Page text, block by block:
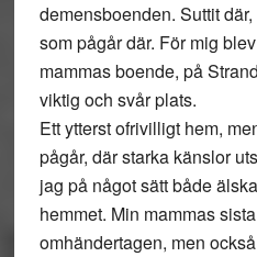
demensboenden. Suttit
som pågår där. För mig
mammas boende, på
viktig och svår plats.
Ett ytterst ofrivilligt hem,
pågår, där starka känslor
jag på något sätt både
hemmet. Min mammas
omhändertagen, men